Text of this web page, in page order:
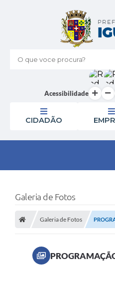
O que voce procura?
Acessibilidade
CIDADÃO
Galeria de Fotos
Galeria de Fotos